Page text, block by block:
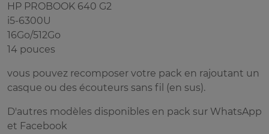
HP PROBOOK 640 G2
i5-6300U
16Go/512Go
14 pouces
vous pouvez recomposer votre pack en rajoutant un
casque ou des écouteurs sans fil (en sus).
D'autres modèles disponibles en pack sur WhatsApp
et Facebook